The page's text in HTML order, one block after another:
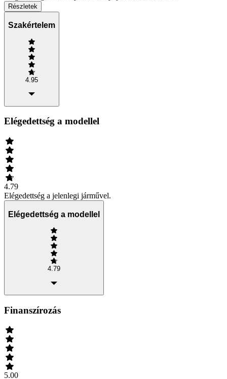
Részletek
Szakértelem
4.95
Elégedettség a modellel
4.79
Elégedettség a jelenlegi járművel.
Elégedettség a modellel
4.79
Finanszírozás
5.00